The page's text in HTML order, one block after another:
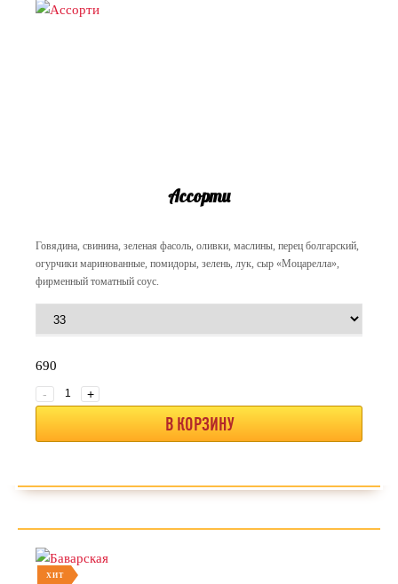
Ассорти
Говядина, свинина, зеленая фасоль, оливки, маслины, перец болгарский,
огурчики маринованные, помидоры, зелень, лук, сыр «Моцарелла»,
фирменный томатный соус.
690
-
+
В КОРЗИНУ
ХИТ